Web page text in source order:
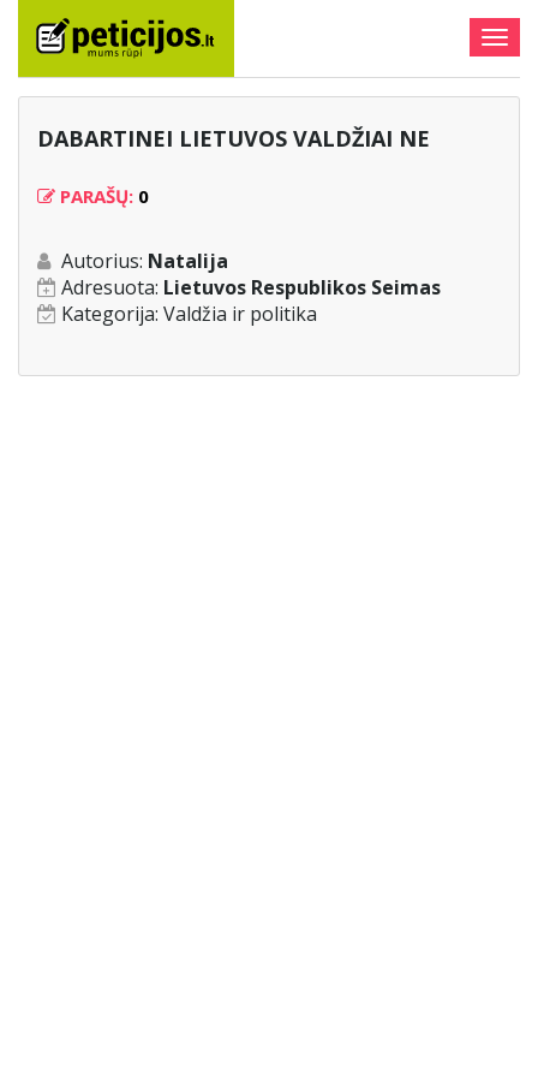
DABARTINEI LIETUVOS VALDŽIAI NE
PARAŠŲ: 0
Autorius: Natalija
Adresuota: Lietuvos Respublikos Seimas
Kategorija: Valdžia ir politika